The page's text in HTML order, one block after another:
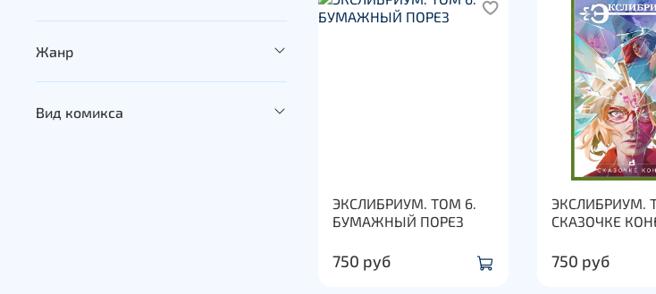
ЭКСЛИБРИУМ. ТОМ 6.
БУМАЖНЫЙ ПОРЕЗ
750 руб
ЭКСЛИБРИУМ.
СКАЗОЧКЕ
750 руб
Жанр
Вид комикса